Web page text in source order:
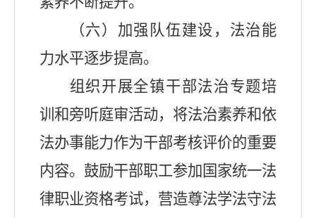
（六）加强队伍建设，法治能
力水平逐步提高。
组织开展全镇干部法治专题培
训和旁听庭审活动，将法治素养和依
法办事能力作为干部考核评价的重要
内容。鼓励干部职工参加国家统一法
律职业资格考试，营造尊法学法守法